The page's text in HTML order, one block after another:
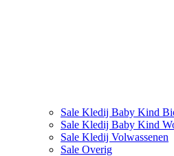
Sale Kledij Baby Kind
Sale Kledij Baby Kind
Sale Kledij Volwassenen
Sale Overig